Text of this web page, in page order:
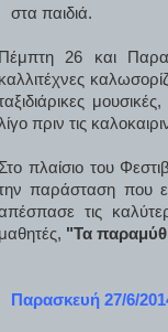
στα παιδιά.
26 και
πριν τις
πλαίσιο του
παράσταση που
τις
"Τα
Παρασκευή 27/6/